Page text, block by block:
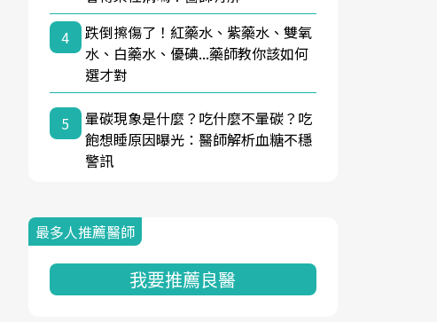
4
跌倒擦傷了！紅藥水、紫藥水、雙氧
水、白藥水、優碘...藥師教你該如何
選才對
5
暈碳現象是什麼？吃什麼不暈碳？吃
飽想睡原因曝光：醫師解析血糖不穩
警訊
最多人推薦醫師
我要推薦良醫